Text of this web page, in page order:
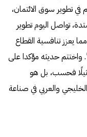
في تطوير سوق الائتمان،
تواصل اليوم تطوير
يعزز تنافسية القطاع
واختتم حديثه مؤكدا على
فحسب، بل هو
والعربي في صناعة